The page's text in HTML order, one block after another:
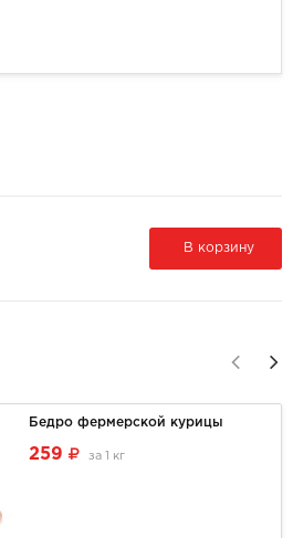
В корзину
Бедро фермерской курицы
259 за 1 кг